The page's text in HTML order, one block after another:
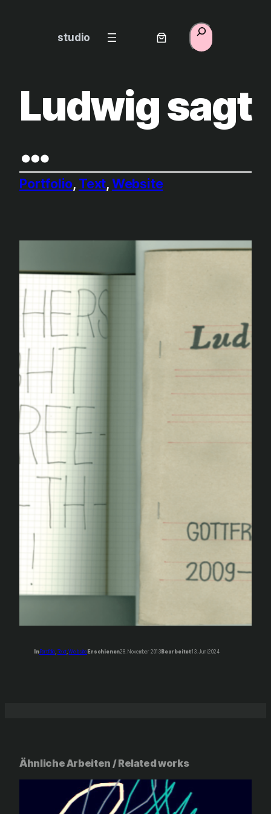
studio
Suchen
Ludwig sagt
…
Portfolio, Text, Website
InPortfolio, Text, Website Erschienen28. November 2013Bearbeitet13. Juni 2024
Ähnliche Arbeiten / Related works